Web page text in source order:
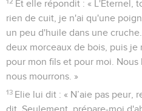
Achab envoya des
rassembla les prophètes au
Alors Elie s'approcha de tout
quand aurez-vous un
l'Eternel qui est Dieu, suivez-le !
Elie dit au peuple : « Je suis